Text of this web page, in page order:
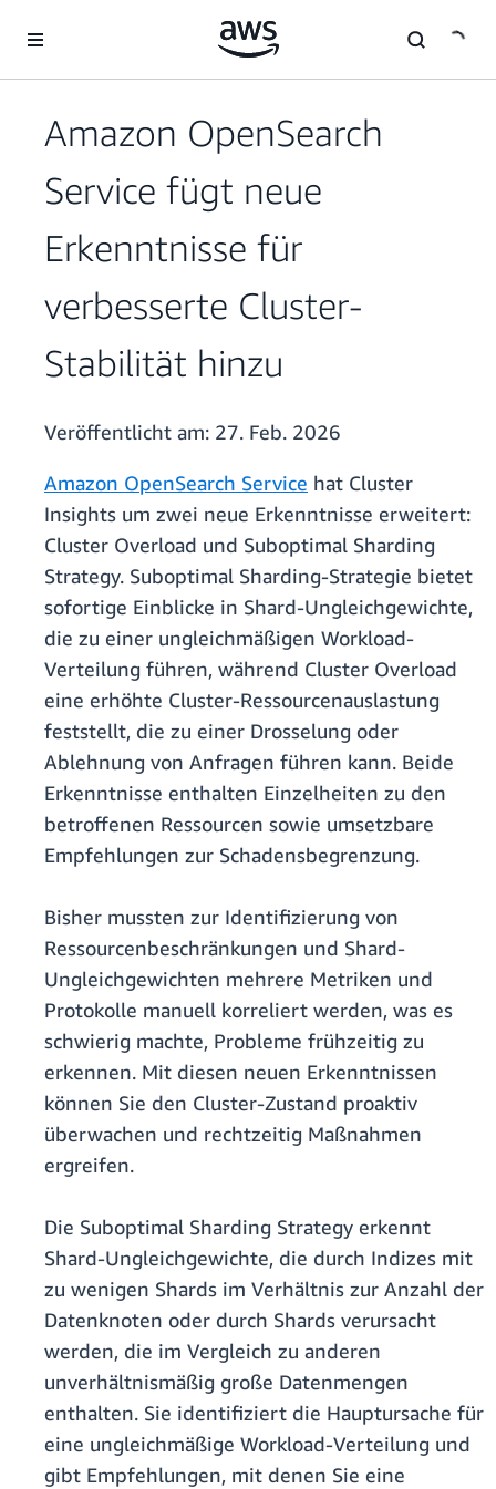
Überspringen zum Hauptinhalt
Amazon OpenSearch
Service fügt neue
Erkenntnisse für
verbesserte Cluster-
Stabilität hinzu
Veröffentlicht am: 27. Feb. 2026
Amazon OpenSearch Service hat Cluster
Insights um zwei neue Erkenntnisse erweitert:
Cluster Overload und Suboptimal Sharding
Strategy. Suboptimal Sharding-Strategie bietet
sofortige Einblicke in Shard-Ungleichgewichte,
die zu einer ungleichmäßigen Workload-
Verteilung führen, während Cluster Overload
eine erhöhte Cluster-Ressourcenauslastung
feststellt, die zu einer Drosselung oder
Ablehnung von Anfragen führen kann. Beide
Erkenntnisse enthalten Einzelheiten zu den
betroffenen Ressourcen sowie umsetzbare
Empfehlungen zur Schadensbegrenzung.
Bisher mussten zur Identifizierung von
Ressourcenbeschränkungen und Shard-
Ungleichgewichten mehrere Metriken und
Protokolle manuell korreliert werden, was es
schwierig machte, Probleme frühzeitig zu
erkennen. Mit diesen neuen Erkenntnissen
können Sie den Cluster-Zustand proaktiv
überwachen und rechtzeitig Maßnahmen
ergreifen.
Die Suboptimal Sharding Strategy erkennt
Shard-Ungleichgewichte, die durch Indizes mit
zu wenigen Shards im Verhältnis zur Anzahl der
Datenknoten oder durch Shards verursacht
werden, die im Vergleich zu anderen
unverhältnismäßig große Datenmengen
enthalten. Sie identifiziert die Hauptursache für
eine ungleichmäßige Workload-Verteilung und
gibt Empfehlungen, mit denen Sie eine